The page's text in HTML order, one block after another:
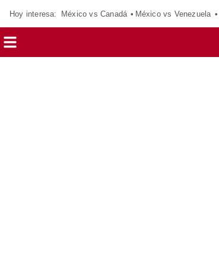
Hoy interesa: México vs Canadá México vs Venezuela